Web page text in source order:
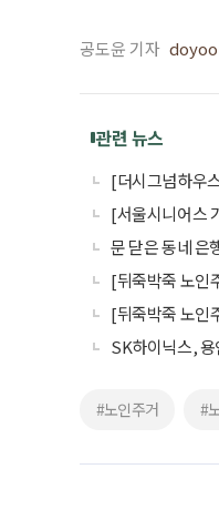
공도윤 기자
관련 뉴스
[더시그넘하우
[서울시니어스
문 닫은 동네 은
[뒤죽박죽 노인
[뒤죽박죽 노인
SK하이닉스,
#노인주거 #